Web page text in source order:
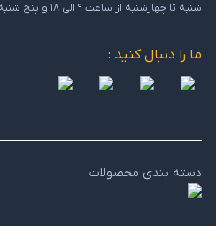
شنبه تا چهارشنبه از ساعت ۹ الی ۱۸ و پنج شنبه تا ۱۳
ما را دنبال کنید :
دسته بندی محصولات